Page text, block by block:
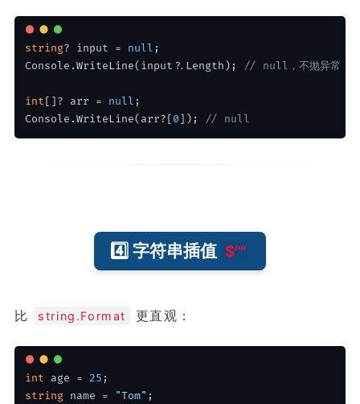
string? input = null ;
Console.WriteLine(input?.Length);
// null，不抛异常
int []? arr = null ;
Console.WriteLine(arr?[0]); // null
4️⃣ 字符串插值 $""
比 string.Format 更直观：
int age = 25 ;
string name = "Tom" ;